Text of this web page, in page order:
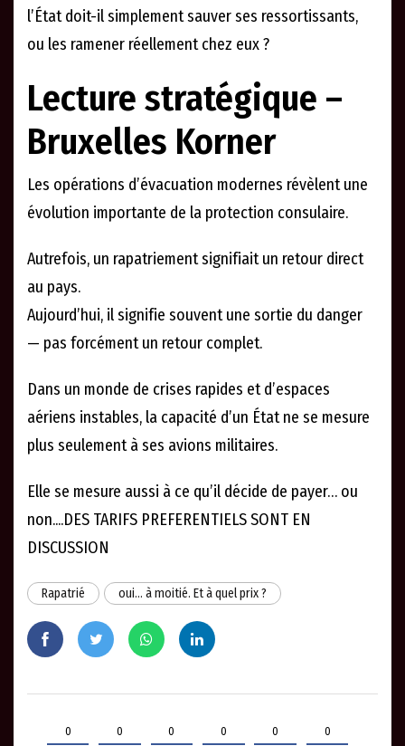
l’État doit-il simplement sauver ses ressortissants,
ou les ramener réellement chez eux ?
Lecture stratégique –
Bruxelles Korner
Les opérations d’évacuation modernes révèlent une
évolution importante de la protection consulaire.
Autrefois, un rapatriement signifiait un retour direct
au pays.
Aujourd’hui, il signifie souvent une sortie du danger
— pas forcément un retour complet.
Dans un monde de crises rapides et d’espaces
aériens instables, la capacité d’un État ne se mesure
plus seulement à ses avions militaires.
Elle se mesure aussi à ce qu’il décide de payer… ou
non....DES TARIFS PREFERENTIELS SONT EN
DISCUSSION
Rapatrié oui… à moitié. Et à quel prix ?
0 0 0 0 0 0